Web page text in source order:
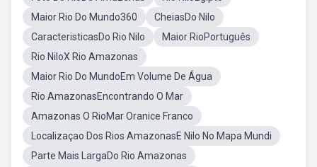
Maior Rio Do Mundo360
CheiasDo Nilo
CaracteristicasDo Rio Nilo
Maior RioPortuguês
Rio NiloX Rio Amazonas
Maior Rio Do MundoEm Volume De Água
Rio AmazonasEncontrando O Mar
Amazonas O RioMar Oranice Franco
Localizaçao Dos Rios AmazonasE Nilo No Mapa Mundi
Parte Mais LargaDo Rio Amazonas